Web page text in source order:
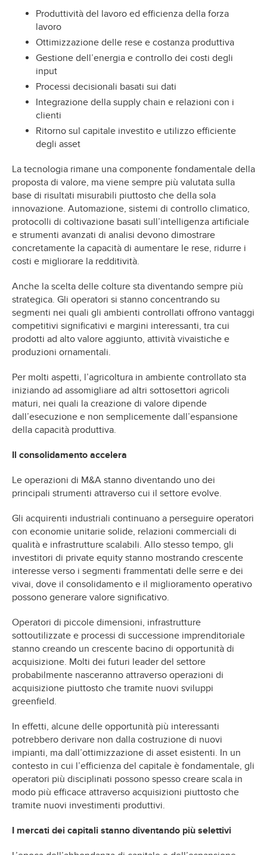
Produttività del lavoro ed efficienza della forza
lavoro
Ottimizzazione delle rese e costanza produttiva
Gestione dell’energia e controllo dei costi degli
input
Processi decisionali basati sui dati
Integrazione della supply chain e relazioni con i
clienti
Ritorno sul capitale investito e utilizzo efficiente
degli asset
La tecnologia rimane una componente fondamentale della
proposta di valore, ma viene sempre più valutata sulla
base di risultati misurabili piuttosto che della sola
innovazione. Automazione, sistemi di controllo climatico,
protocolli di coltivazione basati sull’intelligenza artificiale
e strumenti avanzati di analisi devono dimostrare
concretamente la capacità di aumentare le rese, ridurre i
costi e migliorare la redditività.
Anche la scelta delle colture sta diventando sempre più
strategica. Gli operatori si stanno concentrando su
segmenti nei quali gli ambienti controllati offrono vantaggi
competitivi significativi e margini interessanti, tra cui
prodotti ad alto valore aggiunto, attività vivaistiche e
produzioni ornamentali.
Per molti aspetti, l’agricoltura in ambiente controllato sta
iniziando ad assomigliare ad altri sottosettori agricoli
maturi, nei quali la creazione di valore dipende
dall’esecuzione e non semplicemente dall’espansione
della capacità produttiva.
Il consolidamento accelera
Le operazioni di M&A stanno diventando uno dei
principali strumenti attraverso cui il settore evolve.
Gli acquirenti industriali continuano a perseguire operatori
con economie unitarie solide, relazioni commerciali di
qualità e infrastrutture scalabili. Allo stesso tempo, gli
investitori di private equity stanno mostrando crescente
interesse verso i segmenti frammentati delle serre e dei
vivai, dove il consolidamento e il miglioramento operativo
possono generare valore significativo.
Operatori di piccole dimensioni, infrastrutture
sottoutilizzate e processi di successione imprenditoriale
stanno creando un crescente bacino di opportunità di
acquisizione. Molti dei futuri leader del settore
probabilmente nasceranno attraverso operazioni di
acquisizione piuttosto che tramite nuovi sviluppi
greenfield.
In effetti, alcune delle opportunità più interessanti
potrebbero derivare non dalla costruzione di nuovi
impianti, ma dall’ottimizzazione di asset esistenti. In un
contesto in cui l’efficienza del capitale è fondamentale, gli
operatori più disciplinati possono spesso creare scala in
modo più efficace attraverso acquisizioni piuttosto che
tramite nuovi investimenti produttivi.
I mercati dei capitali stanno diventando più selettivi